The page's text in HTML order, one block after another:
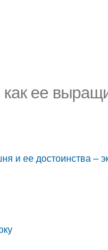
ее
и ее достоинства –